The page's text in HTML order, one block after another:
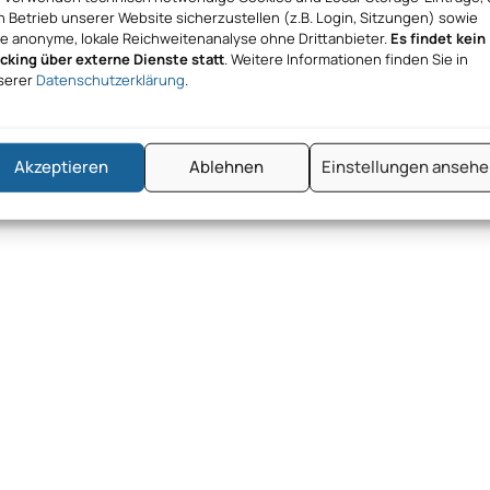
Betrieb unserer Website sicherzustellen (z.B. Login, Sitzungen) sowie
anonyme, lokale Reichweitenanalyse ohne Drittanbieter. Es findet kein
über externe Dienste statt. Weitere Informationen finden Sie in
Datenschutzerklärung.
Akzeptieren Ablehnen Einstellungen